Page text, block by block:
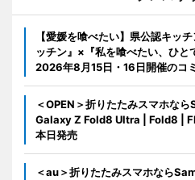
【愛媛を喰べたい】県公認キッ
ッチン』×『私を喰べたい、ひと
2026年8月15日・16日開催のコ
＜OPEN＞折りたたみスマホな
Galaxy Z Fold8 Ultra | Fold8 |
本日発売
＜au＞折りたたみスマホなら